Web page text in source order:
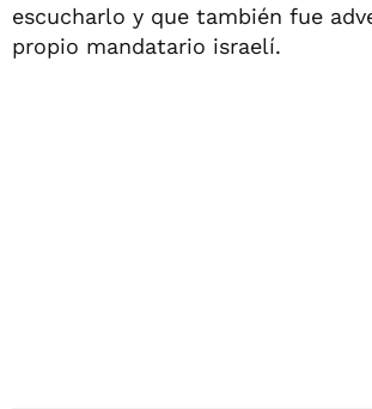
escucharlo y que también fue
propio mandatario israelí.